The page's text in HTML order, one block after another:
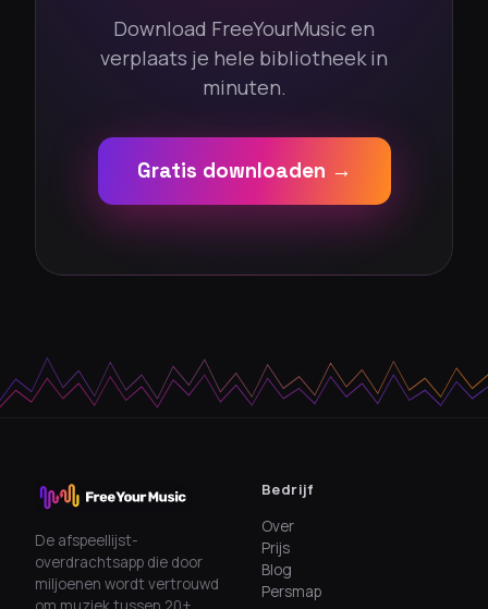
Download FreeYourMusic en
verplaats je hele bibliotheek in
minuten.
Gratis downloaden →
De afspeellijst-
overdrachtsapp die door
miljoenen wordt vertrouwd
Bedrijf
Over
Prijs
Blog
Persmap